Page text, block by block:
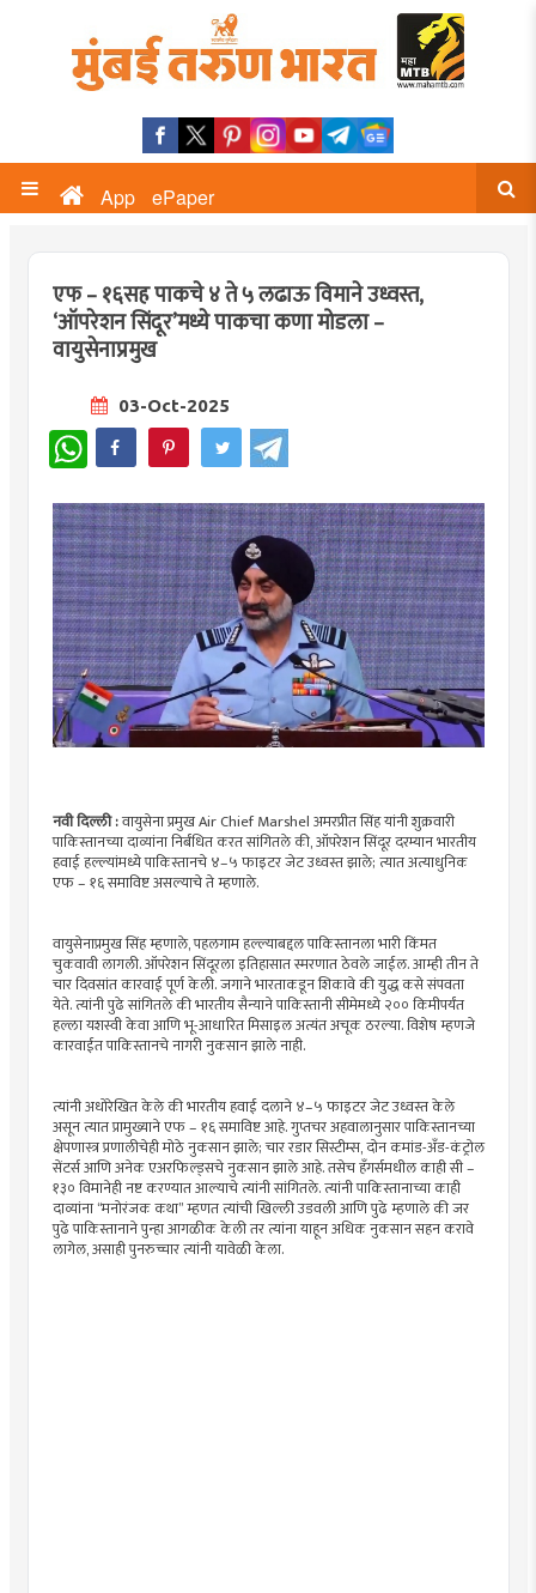
App ePaper
एफ – १६सह पाकचे ४ ते ५ लढाऊ विमाने उध्वस्त,
‘ऑपरेशन सिंदूर’मध्ये पाकचा कणा मोडला –
वायुसेनाप्रमुख
03-Oct-2025
WhatsApp
नवी दिल्ली :वायुसेना प्रमुख Air Chief Marshel अमरप्रीत सिंह यांनी शुक्रवारी
पाकिस्तानच्या दाव्यांना निर्बंधित करत सांगितले की, ऑपरेशन सिंदूर दरम्यान भारतीय
हवाई हल्ल्यांमध्ये पाकिस्तानचे ४–५ फाइटर जेट उध्वस्त झाले; त्यात अत्याधुनिक
एफ – १६ समाविष्ट असल्याचे ते म्हणाले.
वायुसेनाप्रमुख सिंह म्हणाले, पहलगाम हल्ल्याबद्दल पाकिस्तानला भारी किंमत
चुकवावी लागली. ऑपरेशन सिंदूरला इतिहासात स्मरणात ठेवले जाईल. आम्ही तीन ते
चार दिवसांत कारवाई पूर्ण केली. जगाने भारताकडून शिकावे की युद्ध कसे संपवता
येते. त्यांनी पुढे सांगितले की भारतीय सैन्याने पाकिस्तानी सीमेमध्ये २०० किमीपर्यंत
हल्ला यशस्वी केवा आणि भू-आधारित मिसाइल अत्यंत अचूक ठरल्या. विशेष म्हणजे
कारवाईत पाकिस्तानचे नागरी नुकसान झाले नाही.
त्यांनी अधोरेखित केले की भारतीय हवाई दलाने ४–५ फाइटर जेट उध्वस्त केले
असून त्यात प्रामुख्याने एफ – १६ समाविष्ट आहे. गुप्तचर अहवालानुसार पाकिस्तानच्या
क्षेपणास्त्र प्रणालीचेही मोठे नुकसान झाले; चार रडार सिस्टीम्स, दोन कमांड-अँड-कंट्रोल
सेंटर्स आणि अनेक एअरफिल्ड्सचे नुकसान झाले आहे. तसेच हँगर्समधील काही सी –
१३० विमानेही नष्ट करण्यात आल्याचे त्यांनी सांगितले. त्यांनी पाकिस्तानाच्या काही
दाव्यांना ‘‘मनोरंजक कथा’’ म्हणत त्यांची खिल्ली उडवली आणि पुढे म्हणाले की जर
पुढे पाकिस्तानाने पुन्हा आगळीक केली तर त्यांना याहून अधिक नुकसान सहन करावे
लागेल, असाही पुनरुच्चार त्यांनी यावेळी केला.